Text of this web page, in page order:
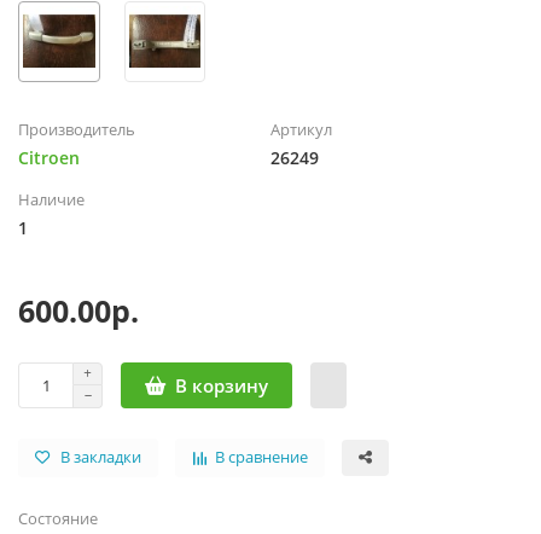
Производитель
Citroen
Артикул
26249
Наличие
1
600.00р.
В корзину
В закладки В сравнение
Состояние